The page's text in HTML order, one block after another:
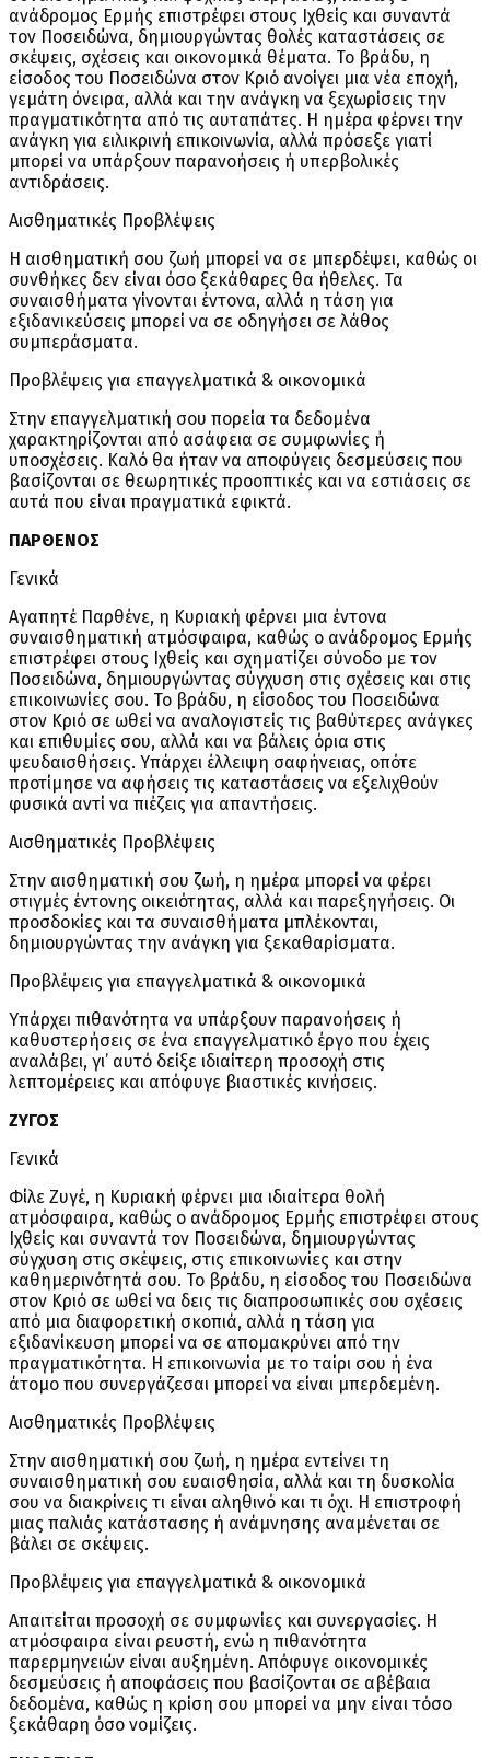
ανάδρομος Ερμής επιστρέφει στους Ιχθείς και συναντά
τον Ποσειδώνα, δημιουργώντας θολές καταστάσεις σε
σκέψεις, σχέσεις και οικονομικά θέματα. Το βράδυ, η
είσοδος του Ποσειδώνα στον Κριό ανοίγει μια νέα εποχή,
γεμάτη όνειρα, αλλά και την ανάγκη να ξεχωρίσεις την
πραγματικότητα από τις αυταπάτες. Η ημέρα φέρνει την
ανάγκη για ειλικρινή επικοινωνία, αλλά πρόσεξε γιατί
μπορεί να υπάρξουν παρανοήσεις ή υπερβολικές
αντιδράσεις.
Αισθηματικές Προβλέψεις
Η αισθηματική σου ζωή μπορεί να σε μπερδέψει, καθώς οι
συνθήκες δεν είναι όσο ξεκάθαρες θα ήθελες. Τα
συναισθήματα γίνονται έντονα, αλλά η τάση για
εξιδανικεύσεις μπορεί να σε οδηγήσει σε λάθος
συμπεράσματα.
Προβλέψεις για επαγγελματικά & οικονομικά
Στην επαγγελματική σου πορεία τα δεδομένα
χαρακτηρίζονται από ασάφεια σε συμφωνίες ή
υποσχέσεις. Καλό θα ήταν να αποφύγεις δεσμεύσεις που
βασίζονται σε θεωρητικές προοπτικές και να εστιάσεις σε
αυτά που είναι πραγματικά εφικτά.
ΠΑΡΘΕΝΟΣ
Γενικά
Αγαπητέ Παρθένε, η Κυριακή φέρνει μια έντονα
συναισθηματική ατμόσφαιρα, καθώς ο ανάδρομος Ερμής
επιστρέφει στους Ιχθείς και σχηματίζει σύνοδο με τον
Ποσειδώνα, δημιουργώντας σύγχυση στις σχέσεις και στις
επικοινωνίες σου. Το βράδυ, η είσοδος του Ποσειδώνα
στον Κριό σε ωθεί να αναλογιστείς τις βαθύτερες ανάγκες
και επιθυμίες σου, αλλά και να βάλεις όρια στις
ψευδαισθήσεις. Υπάρχει έλλειψη σαφήνειας, οπότε
προτίμησε να αφήσεις τις καταστάσεις να εξελιχθούν
φυσικά αντί να πιέζεις για απαντήσεις.
Αισθηματικές Προβλέψεις
Στην αισθηματική σου ζωή, η ημέρα μπορεί να φέρει
στιγμές έντονης οικειότητας, αλλά και παρεξηγήσεις. Οι
προσδοκίες και τα συναισθήματα μπλέκονται,
δημιουργώντας την ανάγκη για ξεκαθαρίσματα.
Προβλέψεις για επαγγελματικά & οικονομικά
Υπάρχει πιθανότητα να υπάρξουν παρανοήσεις ή
καθυστερήσεις σε ένα επαγγελματικό έργο που έχεις
αναλάβει, γι’ αυτό δείξε ιδιαίτερη προσοχή στις
λεπτομέρειες και απόφυγε βιαστικές κινήσεις.
ΖΥΓΟΣ
Γενικά
Φίλε Ζυγέ, η Κυριακή φέρνει μια ιδιαίτερα θολή
ατμόσφαιρα, καθώς ο ανάδρομος Ερμής επιστρέφει στους
Ιχθείς και συναντά τον Ποσειδώνα, δημιουργώντας
σύγχυση στις σκέψεις, στις επικοινωνίες και στην
καθημερινότητά σου. Το βράδυ, η είσοδος του Ποσειδώνα
στον Κριό σε ωθεί να δεις τις διαπροσωπικές σου σχέσεις
από μια διαφορετική σκοπιά, αλλά η τάση για
εξιδανίκευση μπορεί να σε απομακρύνει από την
πραγματικότητα. Η επικοινωνία με το ταίρι σου ή ένα
άτομο που συνεργάζεσαι μπορεί να είναι μπερδεμένη.
Αισθηματικές Προβλέψεις
Στην αισθηματική σου ζωή, η ημέρα εντείνει τη
συναισθηματική σου ευαισθησία, αλλά και τη δυσκολία
σου να διακρίνεις τι είναι αληθινό και τι όχι. Η επιστροφή
μιας παλιάς κατάστασης ή ανάμνησης αναμένεται σε
βάλει σε σκέψεις.
Προβλέψεις για επαγγελματικά & οικονομικά
Απαιτείται προσοχή σε συμφωνίες και συνεργασίες. Η
ατμόσφαιρα είναι ρευστή, ενώ η πιθανότητα
παρερμηνειών είναι αυξημένη. Απόφυγε οικονομικές
δεσμεύσεις ή αποφάσεις που βασίζονται σε αβέβαια
δεδομένα, καθώς η κρίση σου μπορεί να μην είναι τόσο
ξεκάθαρη όσο νομίζεις.